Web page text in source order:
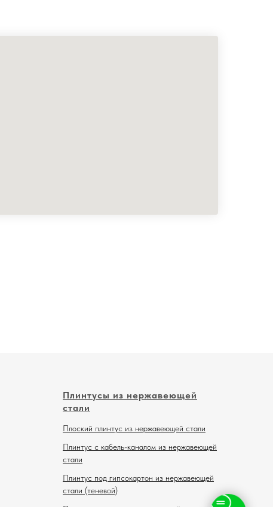
Плинтусы из нержавеющей
стали
Плоский плинтус из нержавеющей стали
Плинтус с кабель-каналом из нержавеющей
стали
Плинтус под гипсокартон из нержавеющей
стали (теневой)